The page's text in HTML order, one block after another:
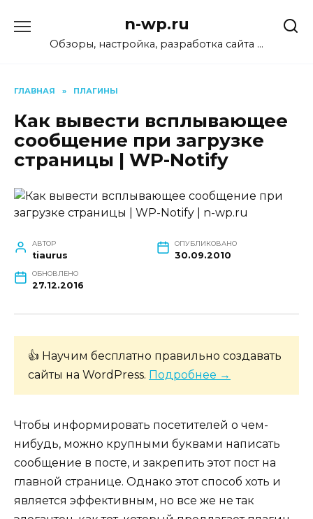
содержанию
n-wp.ru
Обзоры, настройка, разработка сайта …
ГЛАВНАЯ » ПЛАГИНЫ
Как вывести всплывающее
сообщение при загрузке
страницы | WP-Notify
АВТОР
tiaurus
ОПУБЛИКОВАНО
30.09.2010
ОБНОВЛЕНО
27.12.2016
👍 Научим бесплатно правильно создавать
сайты на WordPress. Подробнее →
Чтобы информировать посетителей о чем-
нибудь, можно крупными буквами написать
сообщение в посте, и закрепить этот пост на
главной странице. Однако этот способ хоть и
является эффективным, но все же не так